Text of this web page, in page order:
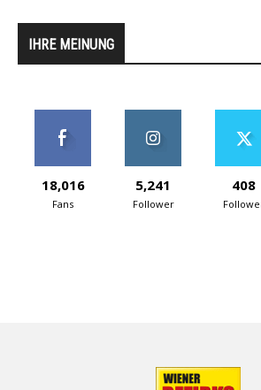
IHRE MEINUNG
18,016
Fans
5,241
Follower
408